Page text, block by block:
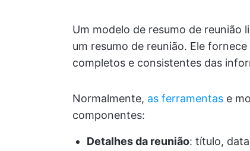
Um modelo de resumo de reunião
um resumo de reunião. Ele
completos e consistentes das
Normalmente, as ferramentas e
componentes:
Detalhes da reunião: título,